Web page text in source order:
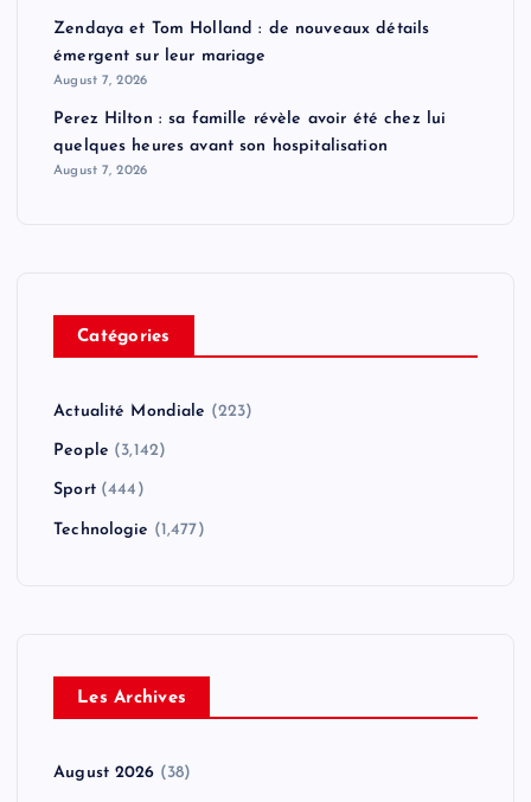
Zendaya et Tom Holland : de nouveaux détails
émergent sur leur mariage
August 7, 2026
Perez Hilton : sa famille révèle avoir été chez lui
quelques heures avant son hospitalisation
August 7, 2026
Catégories
Actualité Mondiale (223)
People (3,142)
Sport(444)
Technologie (1,477)
Les Archives
August 2026 (38)